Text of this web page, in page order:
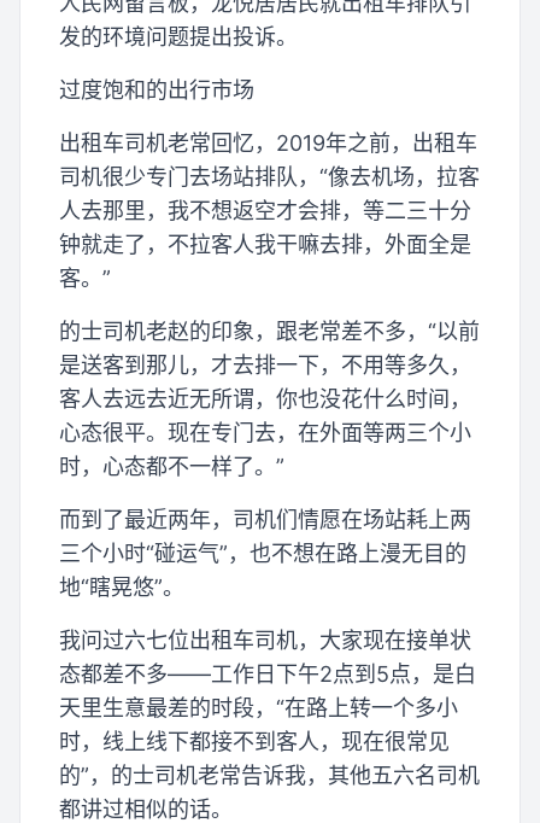
发的环境问题提出投诉。
过度饱和的出行市场
出租车司机老常回忆，2019年之前，出租车
司机很少专门去场站排队，“像去机场，拉客
人去那里，我不想返空才会排，等二三十分
钟就走了，不拉客人我干嘛去排，外面全是
客。”
的士司机老赵的印象，跟老常差不多，“以前
是送客到那儿，才去排一下，不用等多久，
客人去远去近无所谓，你也没花什么时间，
心态很平。现在专门去，在外面等两三个小
时，心态都不一样了。”
而到了最近两年，司机们情愿在场站耗上两
三个小时“碰运气”，也不想在路上漫无目的
地“瞎晃悠”。
我问过六七位出租车司机，大家现在接单状
态都差不多——工作日下午2点到5点，是白
天里生意最差的时段，“在路上转一个多小
时，线上线下都接不到客人，现在很常见
的”，的士司机老常告诉我，其他五六名司机
都讲过相似的话。